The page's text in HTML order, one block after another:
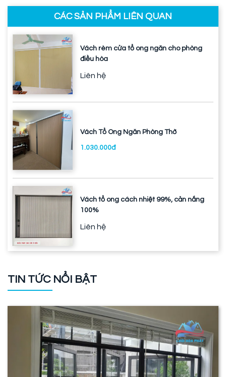
CÁC SẢN PHẨM LIÊN QUAN
Vách rèm cửa tổ ong ngăn cho phòng
điều hòa
Liên hệ
Vách Tổ Ong Ngăn Phòng Thờ
1.030.000đ
Vách tổ ong cách nhiệt 99%, cản nắng
100%
Liên hệ
TIN TỨC NỔI BẬT